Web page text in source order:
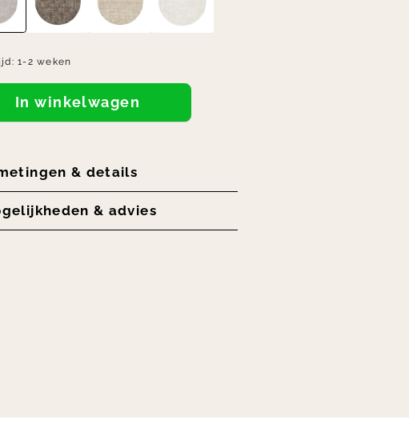
1-2 weken
In winkelwagen
& details
& advies